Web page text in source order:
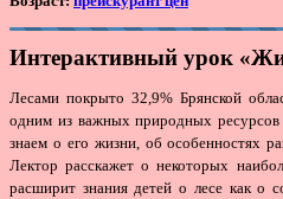
Интерактивный урок
Лесами покрыто 32,9% Брянской
одним из важных природных
знаем о его жизни, об особенностях
Лектор расскажет о некоторых
расширит знания детей о лесе как о